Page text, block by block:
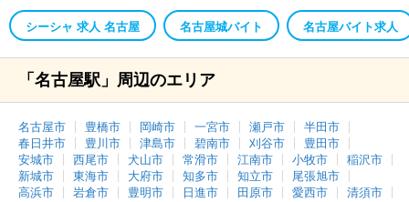
シーシャ 求人 名古屋 名古屋城バイト 名古屋バイト求人
「名古屋駅」周辺のエリア
名古屋市 豊橋市 岡崎市 一宮市 瀬戸市
半田市
春日井市
豊川市 津島市 碧南市 刈谷市
豊田市
安城市
西尾市 犬山市 常滑市 江南市 小牧市
稲沢市
新城市
東海市 大府市 知多市 知立市
尾張旭市
高浜市
岩倉市 豊明市 日進市 田原市 愛西市 清須市